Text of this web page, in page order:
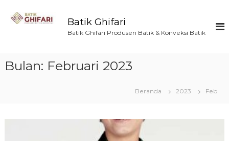
Batik Ghifari
Batik Ghifari Produsen Batik & Konveksi Batik
Bulan: Februari 2023
Beranda 2023 Feb